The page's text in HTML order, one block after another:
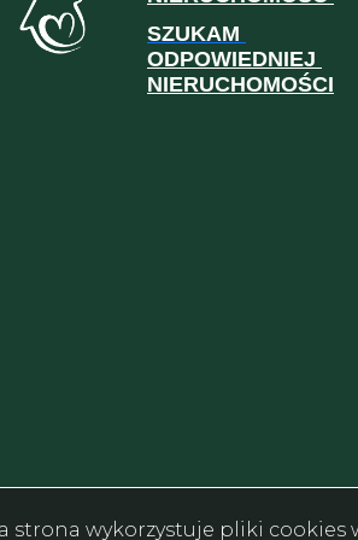
SZUKAM
ODPOWIEDNIEJ
NIERUCHOMOŚCI
strona wykorzystuje pliki cookies